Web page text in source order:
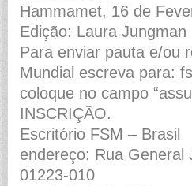
Hammamet, 16 de
Edição: Laura Jungman
Para enviar pauta e/ou
Mundial escreva para:
coloque no campo
INSCRIÇÃO.
Escritório FSM – Brasil
endereço: Rua General
01223-010